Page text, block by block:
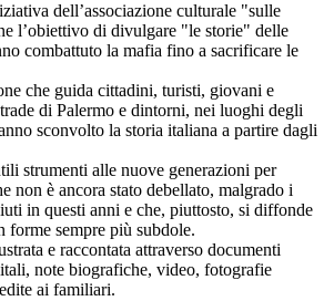
dell’associazione culturale "sulle
l’obiettivo di divulgare "le storie" delle
combattuto la mafia fino a sacrificare le
che guida cittadini, turisti, giovani e
di Palermo e dintorni, nei luoghi degli
sconvolto la storia italiana a partire dagli
strumenti alle nuove generazioni per
non è ancora stato debellato, malgrado i
in questi anni e che, piuttosto, si diffonde
forme sempre più subdole.
e raccontata attraverso documenti
note biografiche, video, fotografie
ai familiari.